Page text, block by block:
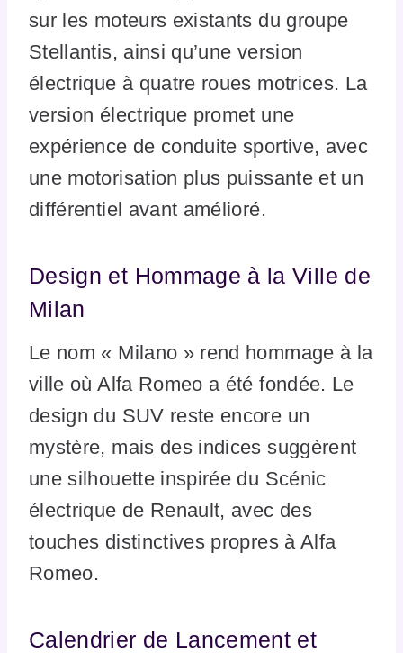
sur les moteurs existants du groupe
Stellantis, ainsi qu’une version
électrique à quatre roues motrices. La
version électrique promet une
expérience de conduite sportive, avec
une motorisation plus puissante et un
différentiel avant amélioré.
Design et Hommage à la Ville de
Milan
Le nom « Milano » rend hommage à la
ville où Alfa Romeo a été fondée. Le
design du SUV reste encore un
mystère, mais des indices suggèrent
une silhouette inspirée du Scénic
électrique de Renault, avec des
touches distinctives propres à Alfa
Romeo.
Calendrier de Lancement et